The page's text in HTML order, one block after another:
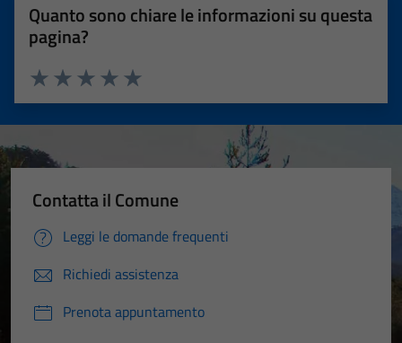
Quanto sono chiare le informazioni su questa
pagina?
Valuta 5 stelle su 5
Valuta 4 stelle su 5
Valuta 3 stelle su 5
Valuta 2 stelle su 5
Valuta 1 stelle su 5
Contatta il Comune
Leggi le domande frequenti
Richiedi assistenza
Prenota appuntamento